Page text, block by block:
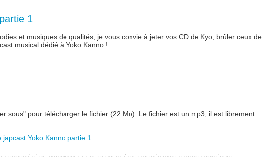
1
et musiques de qualités, je vous convie à jeter vos CD de Kyo, brûler ceux de
musical dédié à Yoko Kanno !
sous" pour télécharger le fichier (22 Mo). Le fichier est un mp3, il est librement
japcast Yoko Kanno partie 1